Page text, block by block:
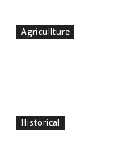
Agricullture
Historical